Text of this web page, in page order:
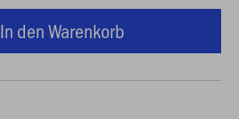
In den Warenkorb